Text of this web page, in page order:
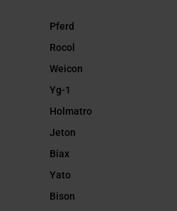
Pferd
Rocol
Weicon
Yg-1
Holmatro
Jeton
Biax
Yato
Bison